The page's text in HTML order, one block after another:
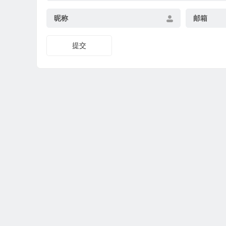
昵称 邮箱
提交